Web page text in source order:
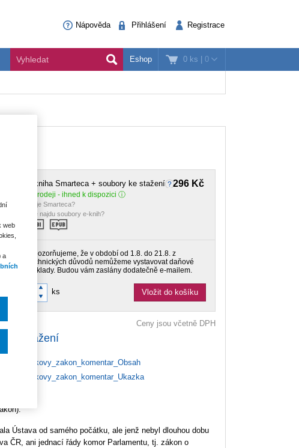
Nápověda Přihlášení Registrace
0 ks | 0
Eshop
296 Kč
E-kniha Smarteca + soubory ke stažení
V prodeji - ihned k dispozici
Co je Smarteca?
Kde najdu soubory e-knih?
Upozorňujeme, že v období od 1.8. do 21.8. z
technických důvodů nemůžeme vystavovat daňové
doklady. Budou vám zaslány dodatečně e-mailem.
ks Vložit do košíku
Ceny jsou včetně DPH
Ke stažení
Stykovy_zakon_komentar_Obsah
Stykovy_zakon_komentar_Ukazka
Ústava od samého počátku, ale jenž nebyl dlouhou dobu
ČR, ani jednací řády komor Parlamentu, tj. zákon o
web
a